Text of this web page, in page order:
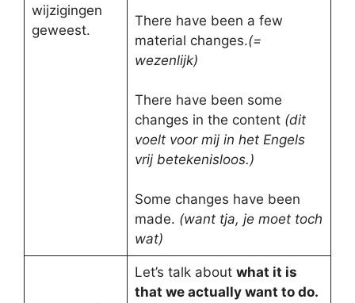
wijzigingen
geweest.
There have been a few
material changes.(=
wezenlijk)
There have been some
changes in the content (dit
voelt voor mij in het Engels
vrij betekenisloos.)
Some changes have been
made. (want tja, je moet toch
wat)
Let’s talk about what it is
that we actually want to do.